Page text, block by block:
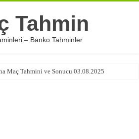
Tahmin
– Banko Tahminler
Maç Tahmini ve Sonucu 03.08.2025